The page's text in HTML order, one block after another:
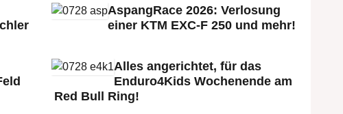
AspangRace 2026: Verlosung
einer KTM EXC-F 250 und mehr!
Alles angerichtet, für das
Enduro4Kids Wochenende am
Red Bull Ring!